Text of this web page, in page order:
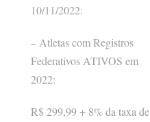
10/11/2022:
– Atletas com Registros
Federativos ATIVOS em
2022:
R$ 299,99 + 8% da taxa de